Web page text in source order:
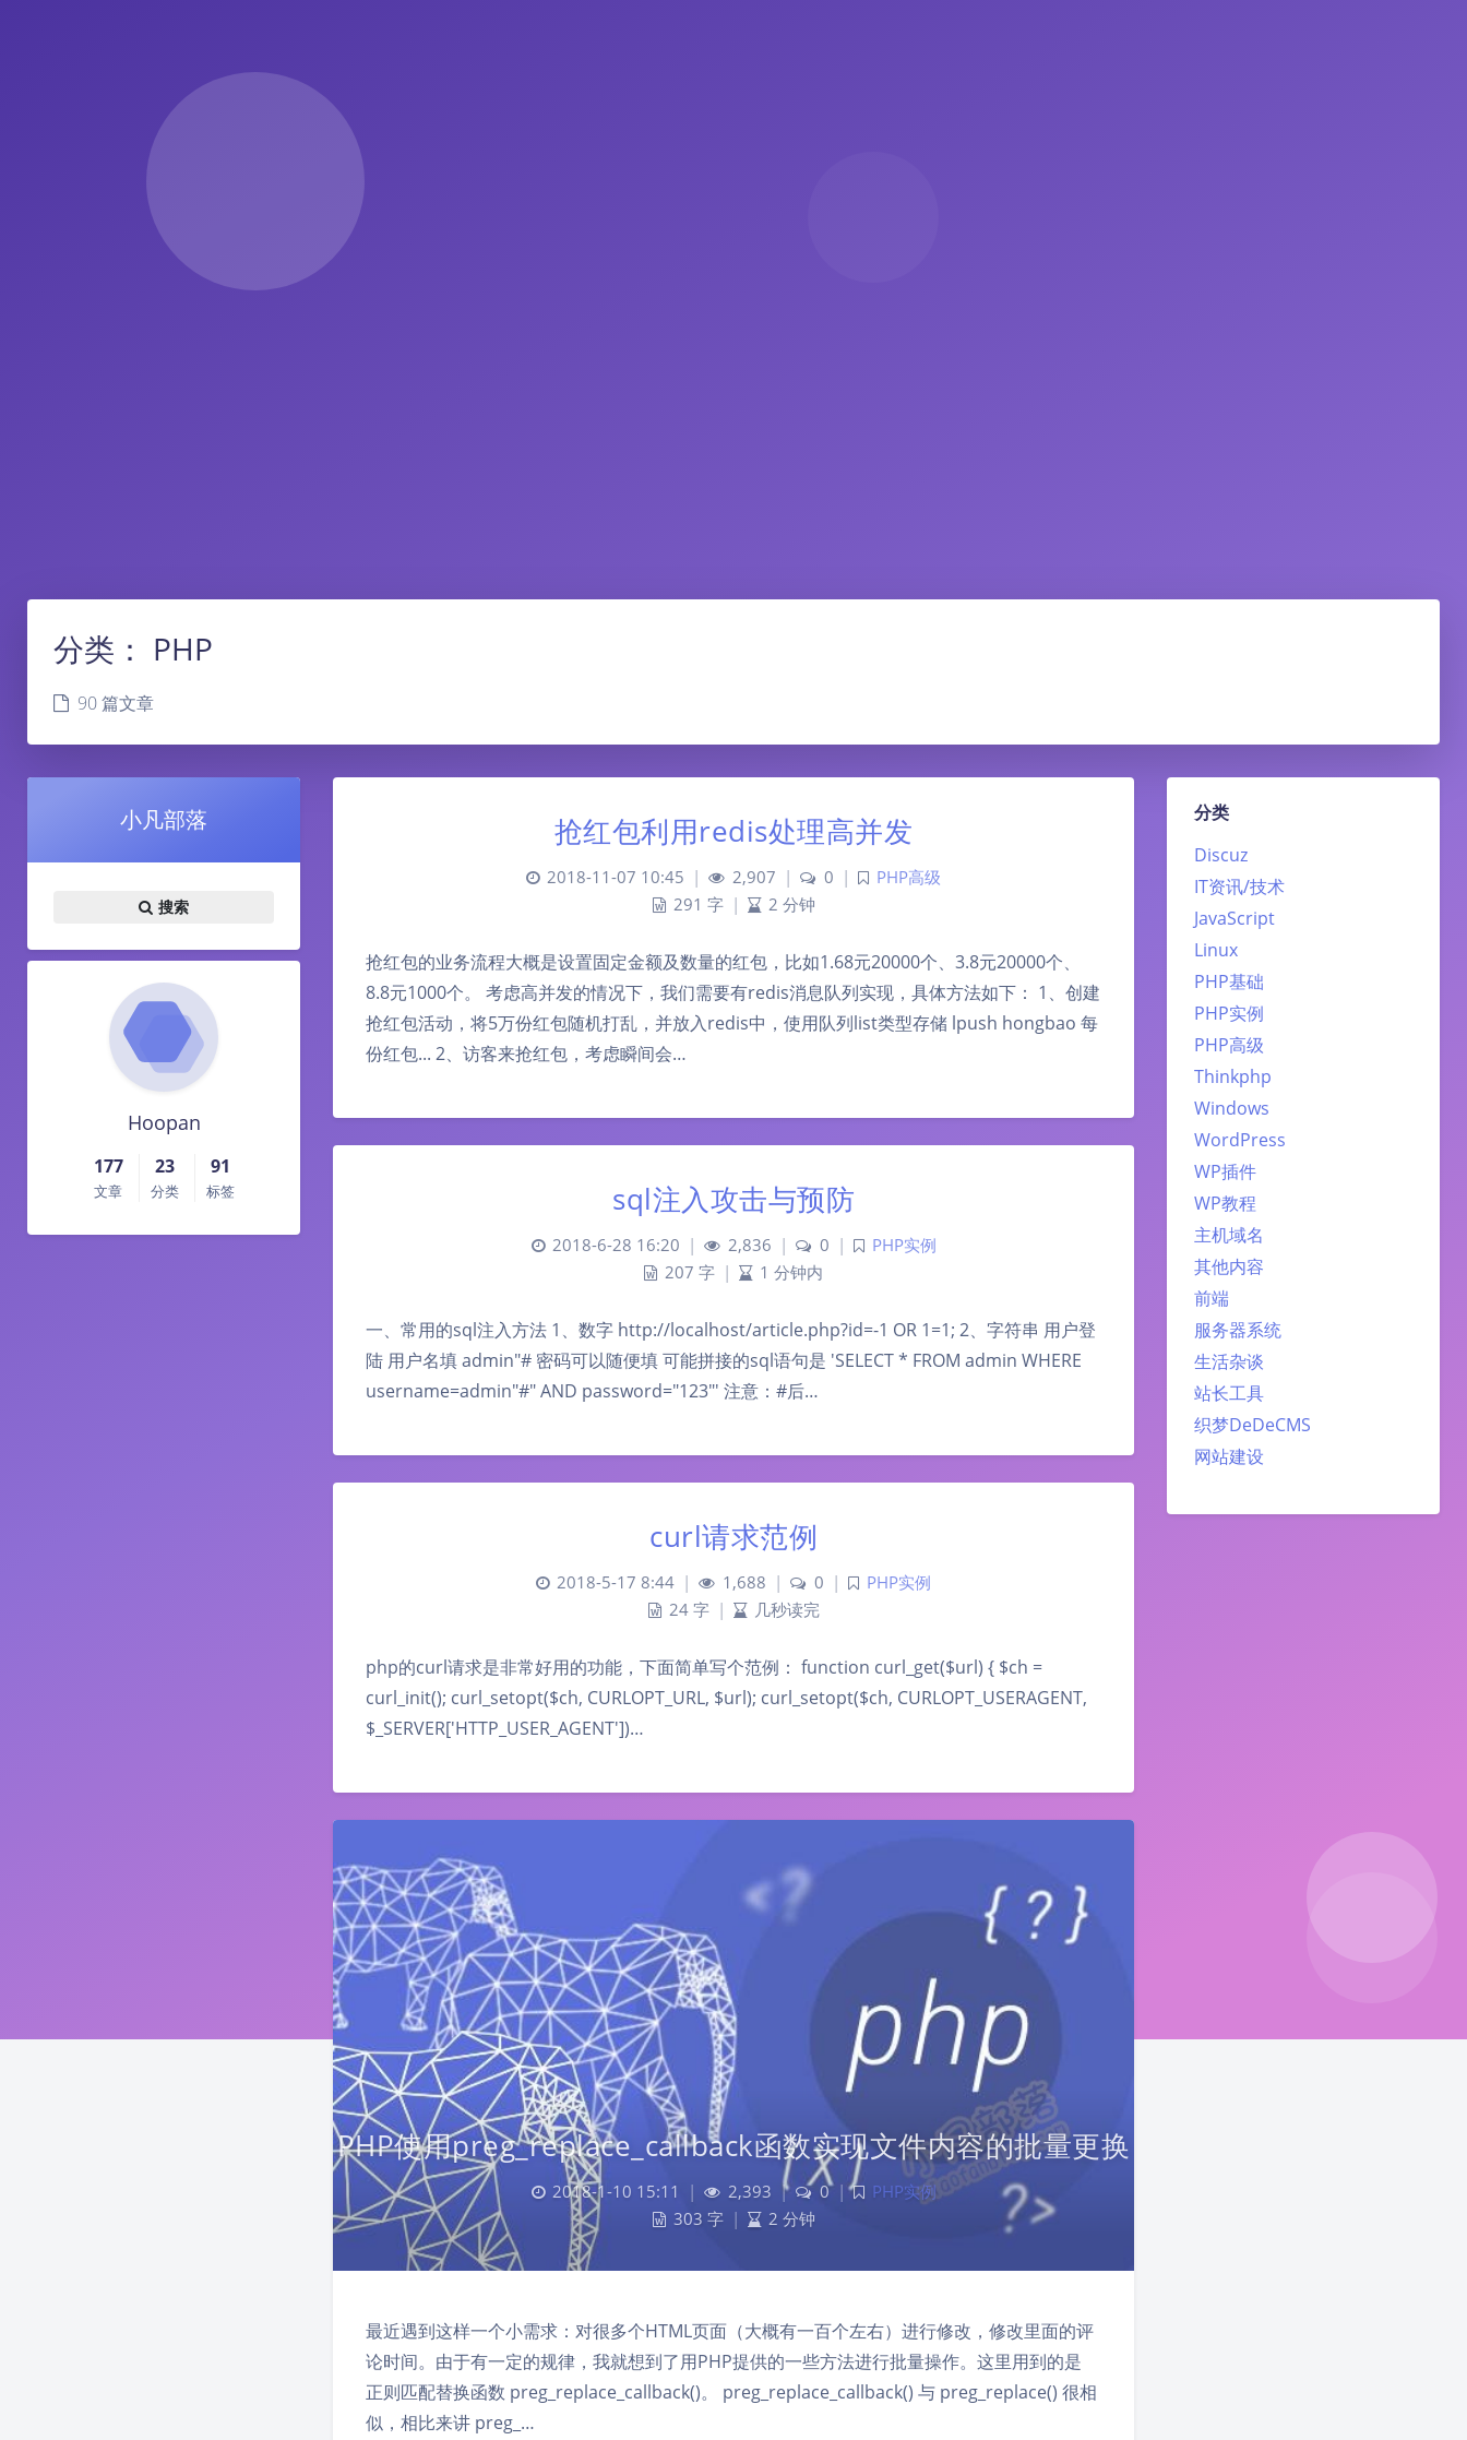
分类： PHP
90 篇文章
小凡部落
搜索
Hoopan
177
文章
23
分类
91
标签
分类
Discuz
IT资讯/技术
JavaScript
Linux
PHP基础
PHP实例
PHP高级
Thinkphp
Windows
WordPress
WP插件
WP教程
主机域名
其他内容
前端
服务器系统
生活杂谈
站长工具
织梦DeDeCMS
网站建设
抢红包利用redis处理高并发
2018-11-07 10:45 | 2,907 | 0 |
PHP高级
291 字 | 2 分钟
抢红包的业务流程大概是设置固定金额及数量的红包，比如1.68元20000个、3.8元20000个、
8.8元1000个。 考虑高并发的情况下，我们需要有redis消息队列实现，具体方法如下： 1、创建
抢红包活动，将5万份红包随机打乱，并放入redis中，使用队列list类型存储 lpush hongbao 每
份红包... 2、访客来抢红包，考虑瞬间会…
sql注入攻击与预防
2018-6-28 16:20 | 2,836 | 0 |
PHP实例
207 字 | 1 分钟内
一、常用的sql注入方法 1、数字 http://localhost/article.php?id=-1 OR 1=1; 2、字符串 用户登
陆 用户名填 admin"# 密码可以随便填 可能拼接的sql语句是 'SELECT * FROM admin WHERE
username=admin"#" AND password="123"' 注意：#后…
curl请求范例
2018-5-17 8:44 | 1,688 | 0 |
PHP实例
24 字 | 几秒读完
php的curl请求是非常好用的功能，下面简单写个范例： function curl_get($url) { $ch =
curl_init(); curl_setopt($ch, CURLOPT_URL, $url); curl_setopt($ch, CURLOPT_USERAGENT,
$_SERVER['HTTP_USER_AGENT'])…
PHP使用preg_replace_callback函数实现文件内容的批量更换
2018-1-10 15:11 | 2,393 | 0 |
PHP实例
303 字 | 2 分钟
最近遇到这样一个小需求：对很多个HTML页面（大概有一百个左右）进行修改，修改里面的评
论时间。由于有一定的规律，我就想到了用PHP提供的一些方法进行批量操作。这里用到的是
正则匹配替换函数 preg_replace_callback()。 preg_replace_callback() 与 preg_replace() 很相
似，相比来讲 preg_…